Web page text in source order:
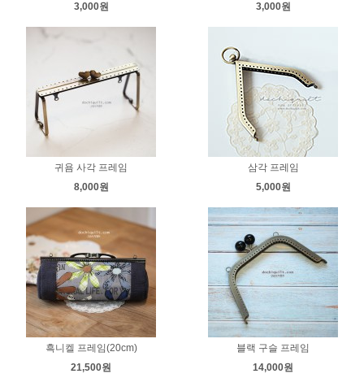
3,000원
3,000원
귀욤 사각 프레임
8,000원
삼각 프레임
5,000원
흑니켈 프레임(20cm)
21,500원
블랙 구슬 프레임
14,000원